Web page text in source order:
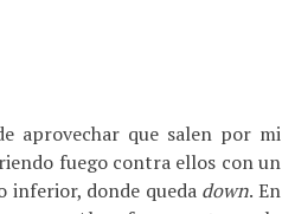
aprovechar que salen por mi
fuego contra ellos con un
inferior, donde queda down. En